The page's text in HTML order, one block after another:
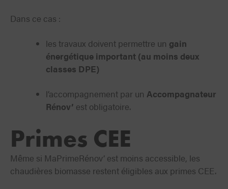
Dans ce cas :
les travaux doivent permettre un gain
énergétique important (au moins deux
classes DPE)
l’accompagnement par un Accompagnateur
Rénov’ est obligatoire.
Primes CEE
Même si MaPrimeRénov’ est moins accessible, les
chaudières biomasse restent éligibles aux primes CEE.